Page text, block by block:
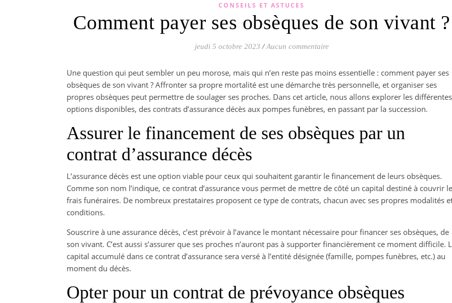
CONSEILS ET ASTUCES
Comment payer ses obsèques de son vivant ?
jeudi 5 octobre 2023 / Aucun commentaire
Une question qui peut sembler un peu morose, mais qui n’en reste pas moins essentielle : comment payer ses
obsèques de son vivant ? Affronter sa propre mortalité est une démarche très personnelle, et organiser ses
propres obsèques peut permettre de soulager ses proches. Dans cet article, nous allons explorer les différentes
options disponibles, des contrats d’assurance décès aux pompes funèbres, en passant par la succession.
Assurer le financement de ses obsèques par un
contrat d’assurance décès
L’assurance décès est une option viable pour ceux qui souhaitent garantir le financement de leurs obsèques.
Comme son nom l’indique, ce contrat d’assurance vous permet de mettre de côté un capital destiné à couvrir
frais funéraires. De nombreux prestataires proposent ce type de contrats, chacun avec ses propres modalités
conditions.
Souscrire à une assurance décès, c’est prévoir à l’avance le montant nécessaire pour financer ses obsèques, de
son vivant. C’est aussi s’assurer que ses proches n’auront pas à supporter financièrement ce moment difficile.
capital accumulé dans ce contrat d’assurance sera versé à l’entité désignée (famille, pompes funèbres, etc.) au
moment du décès.
Opter pour un contrat de prévoyance obsèques